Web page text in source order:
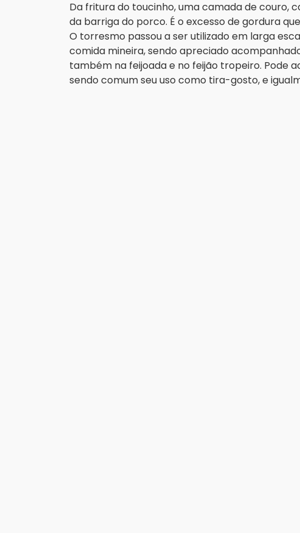
Da fritura do toucinho, uma camada de couro,
da barriga do porco. É o excesso de gordura
O torresmo passou a ser utilizado em larga
comida mineira, sendo apreciado
também na feijoada e no feijão tropeiro. Pode
sendo comum seu uso como tira-gosto, e